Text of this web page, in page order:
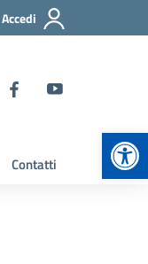
Accedi
Contatti